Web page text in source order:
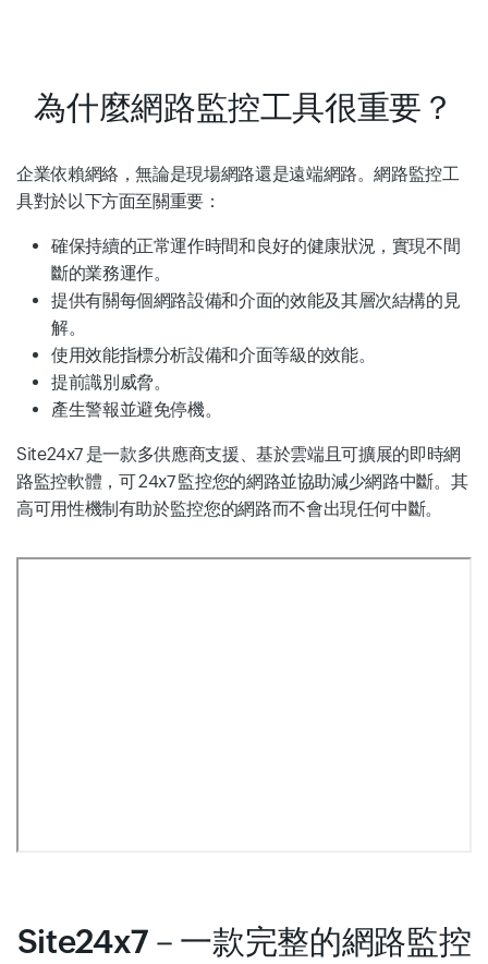
為什麼網路監控工具很重要？
企業依賴網絡，無論是現場網路還是遠端網路。網路監控工
具對於以下方面至關重要：
確保持續的正常運作時間和良好的健康狀況，實現不間
斷的業務運作。
提供有關每個網路設備和介面的效能及其層次結構的見
解。
使用效能指標分析設備和介面等級的效能。
提前識別威脅。
產生警報並避免停機。
Site24x7 是一款多供應商支援、基於雲端且可擴展的即時網
路監控軟體，可 24x7 監控您的網路並協助減少網路中斷。其
高可用性機制有助於監控您的網路而不會出現任何中斷。
Site24x7－一款完整的網路監控